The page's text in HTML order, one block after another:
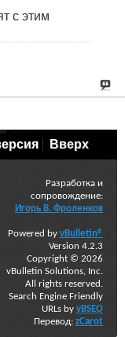
с этим
Вверх
Разработка и
сопровождение:
Игорь В. Фроленков
Powered by vBulletin®
Version 4.2.3
Copyright © 2026
vBulletin Solutions, Inc.
All rights reserved.
Search Engine Friendly
URLs by vBSEO
Перевод: zCarot